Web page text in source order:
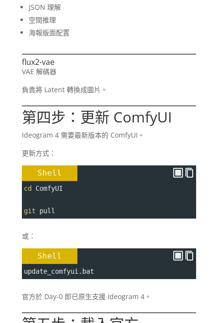
JSON 理解
空間推理
海報版面配置
flux2-vae
VAE 解碼器
負責將 Latent 轉換成圖片。
第四步：更新 ComfyUI
Ideogram 4 需要最新版本的 ComfyUI。
更新方式：
Shell
cd ComfyUI
git pull
或：
Shell
update_comfyui.bat
官方於 Day-0 即已原生支援 Ideogram 4。